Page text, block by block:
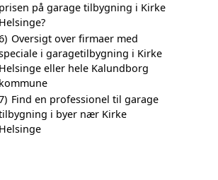
prisen på garage tilbygning i Kirke
Helsinge?
Oversigt over firmaer med
i garagetilbygning i Kirke
Helsinge eller hele Kalundborg
kommune
Find en professionel til garage
i byer nær Kirke
Helsinge